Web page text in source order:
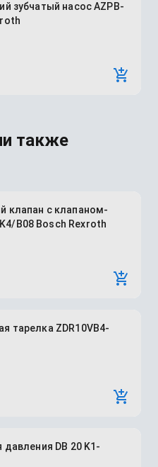
зубчатый насос AZPB-
также
клапан с клапаном-
B08 Bosch Rexroth
тарелка ZDR10VB4-
давления DB 20 K1-